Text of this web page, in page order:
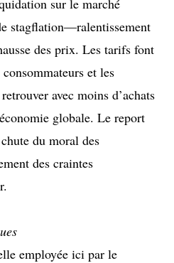
sur le marché
stagflation—ralentissement
des prix. Les tarifs font
et les
avec moins d’achats
globale. Le report
du moral des
des craintes
employée ici par le